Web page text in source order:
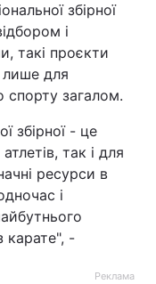
збірної
і
такі проєкти
лише для
спорту загалом.
збірної - це
так і для
ресурси в
і
карате", -
Реклама